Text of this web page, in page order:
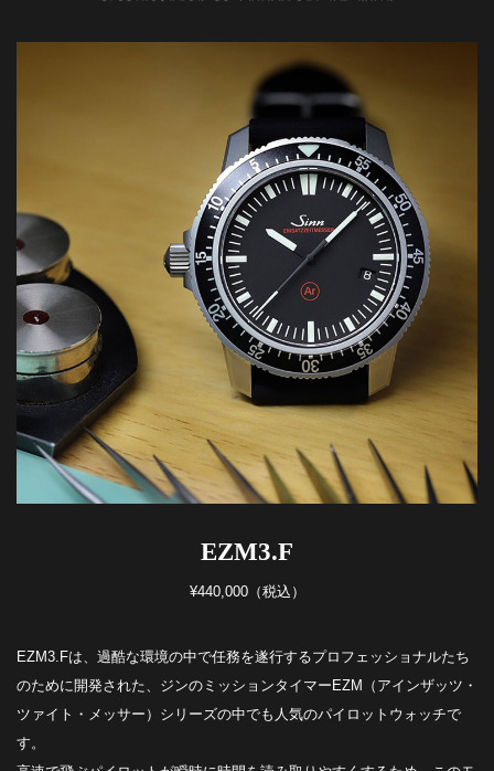
EZM3.F
¥440,000（税込）
EZM3.Fは、過酷な環境の中で任務を遂行するプロフェッショナルたち
のために開発された、ジンのミッションタイマーEZM（アインザッツ・
ツァイト・メッサー）シリーズの中でも人気のパイロットウォッチで
す。